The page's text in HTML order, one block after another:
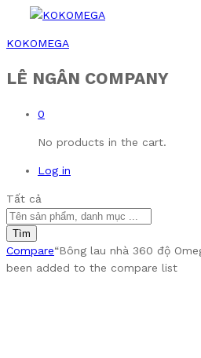
KOKOMEGA
LÊ NGÂN COMPANY
0
No products in the cart.
Log in
Tất cả
Tìm
Compare“Bông lau nhà 360 độ
been added to the compare list